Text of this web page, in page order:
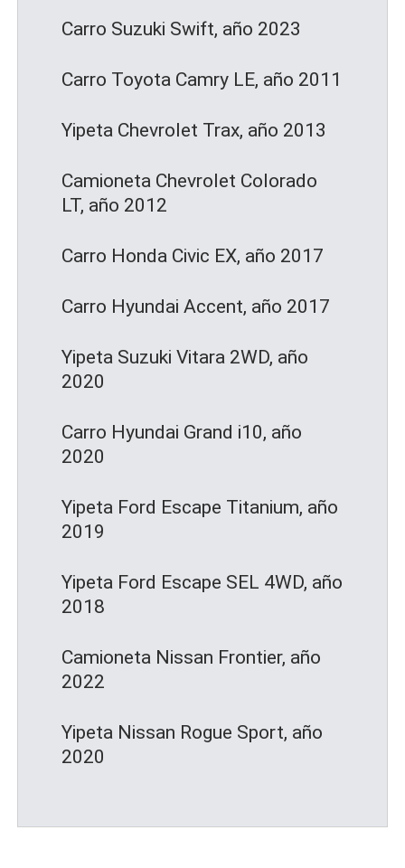
Carro Suzuki Swift, año 2023
Carro Toyota Camry LE, año 2011
Yipeta Chevrolet Trax, año 2013
Camioneta Chevrolet Colorado
LT, año 2012
Carro Honda Civic EX, año 2017
Carro Hyundai Accent, año 2017
Yipeta Suzuki Vitara 2WD, año
2020
Carro Hyundai Grand i10, año
2020
Yipeta Ford Escape Titanium, año
2019
Yipeta Ford Escape SEL 4WD, año
2018
Camioneta Nissan Frontier, año
2022
Yipeta Nissan Rogue Sport, año
2020